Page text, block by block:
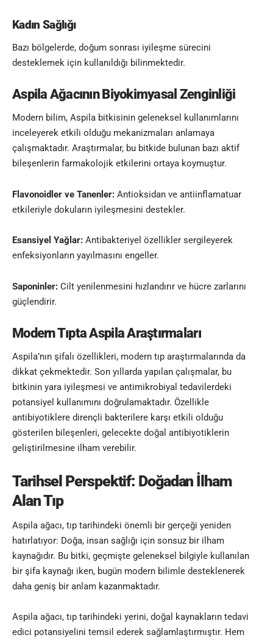
Kadın Sağlığı
Bazı bölgelerde, doğum sonrası iyileşme sürecini
desteklemek için kullanıldığı bilinmektedir.
Aspila Ağacının Biyokimyasal Zenginliği
Modern bilim, Aspila bitkisinin geleneksel kullanımlarını
inceleyerek etkili olduğu mekanizmaları anlamaya
çalışmaktadır. Araştırmalar, bu bitkide bulunan bazı aktif
bileşenlerin farmakolojik etkilerini ortaya koymuştur.
Flavonoidler ve Tanenler: Antioksidan ve antiinflamatuar
etkileriyle dokuların iyileşmesini destekler.
Esansiyel Yağlar: Antibakteriyel özellikler sergileyerek
enfeksiyonların yayılmasını engeller.
Saponinler: Cilt yenilenmesini hızlandırır ve hücre zarlarını
güçlendirir.
Modern Tıpta Aspila Araştırmaları
Aspila’nın şifalı özellikleri, modern tıp araştırmalarında da
dikkat çekmektedir. Son yıllarda yapılan çalışmalar, bu
bitkinin yara iyileşmesi ve antimikrobiyal tedavilerdeki
potansiyel kullanımını doğrulamaktadır. Özellikle
antibiyotiklere dirençli bakterilere karşı etkili olduğu
gösterilen bileşenleri, gelecekte doğal antibiyotiklerin
geliştirilmesine ilham verebilir.
Tarihsel Perspektif: Doğadan İlham
Alan Tıp
Aspila ağacı, tıp tarihindeki önemli bir gerçeği yeniden
hatırlatıyor: Doğa, insan sağlığı için sonsuz bir ilham
kaynağıdır. Bu bitki, geçmişte geleneksel bilgiyle kullanılan
bir şifa kaynağı iken, bugün modern bilimle desteklenerek
daha geniş bir anlam kazanmaktadır.
Aspila ağacı, tıp tarihindeki yerini, doğal kaynakların tedavi
edici potansiyelini temsil ederek sağlamlaştırmıştır. Hem